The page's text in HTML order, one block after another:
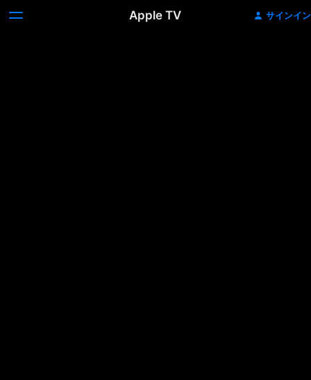
Apple TV サインイン